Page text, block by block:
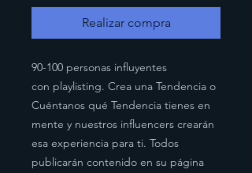
Realizar compra
90-100 personas influyentes
con playlisting. Crea una Tendencia o
Cuéntanos qué Tendencia tienes en
mente y nuestros influencers crearán
esa experiencia para ti. Todos
publicarán contenido en su página